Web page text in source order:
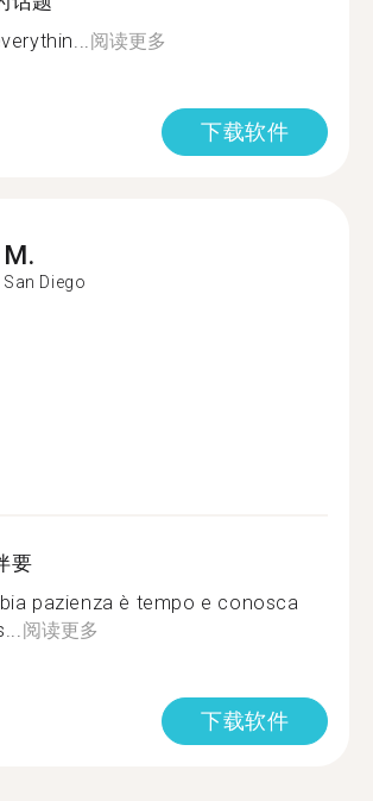
阅读更多
下载软件
M.
San Diego
要
pazienza è tempo e conosca
阅读更多
下载软件